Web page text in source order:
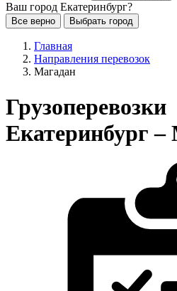
Ваш город Екатеринбург?
Все верно Выбрать город
Главная
Направления перевозок
Магадан
Грузоперевозки
Екатеринбург –